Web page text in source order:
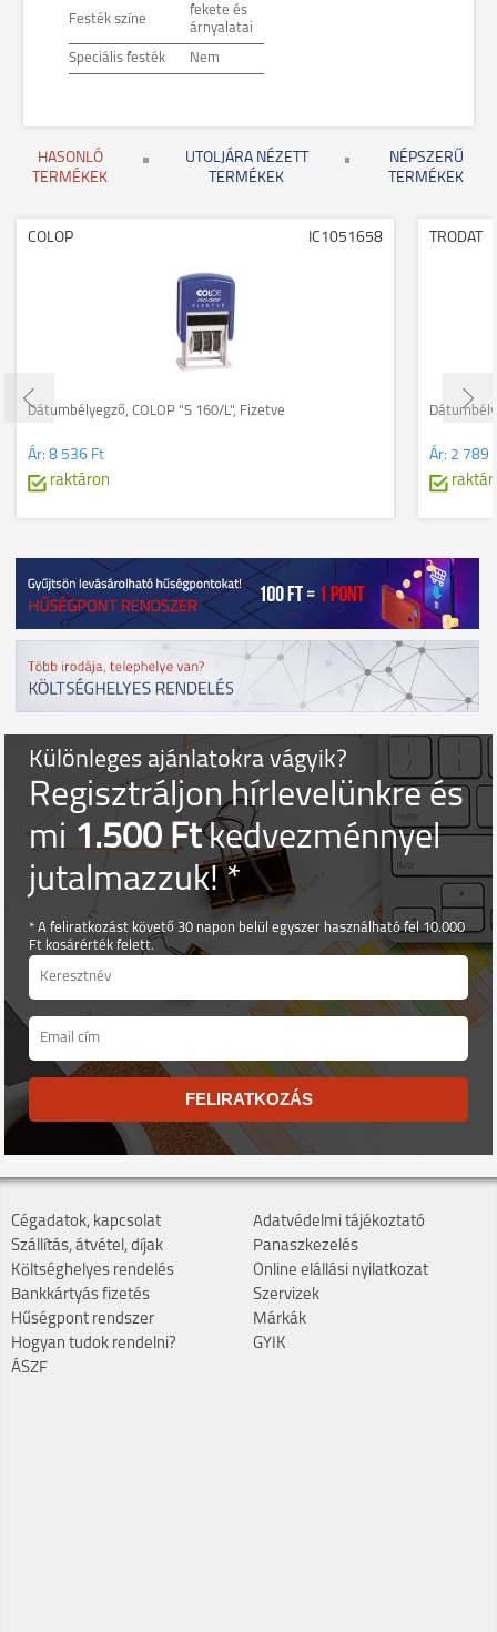
Festék színe
fekete és
árnyalatai
Speciális festék Nem
HASONLÓ
TERMÉKEK
UTOLJÁRA NÉZETT
TERMÉKEK
NÉPSZERŰ
TERMÉKEK
COLOP IC1051658
Dátumbélyegző, COLOP "S 160/L", Fizetve
Ár: 8 536 Ft
raktáron
TRODAT
Ár: 2 789
Különleges ajánlatokra vágyik?
Regisztráljon hírlevelünkre és
mi1.500 Ftkedvezménnyel
jutalmazzuk! *
* A feliratkozást követő 30 napon belül egyszer használható fel 10.000
Ft kosárérték felett.
FELIRATKOZÁS
Cégadatok, kapcsolat
Szállítás, átvétel, díjak
Költséghelyes rendelés
Bankkártyás fizetés
Hűségpont rendszer
Hogyan tudok rendelni?
ÁSZF
Adatvédelmi tájékoztató
Panaszkezelés
Online elállási nyilatkozat
Szervizek
Márkák
GYIK